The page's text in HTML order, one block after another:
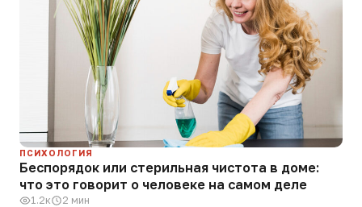
ПСИХОЛОГИЯ
Беспорядок или стерильная чистота в доме:
что это говорит о человеке на самом деле
1.2к 2 мин